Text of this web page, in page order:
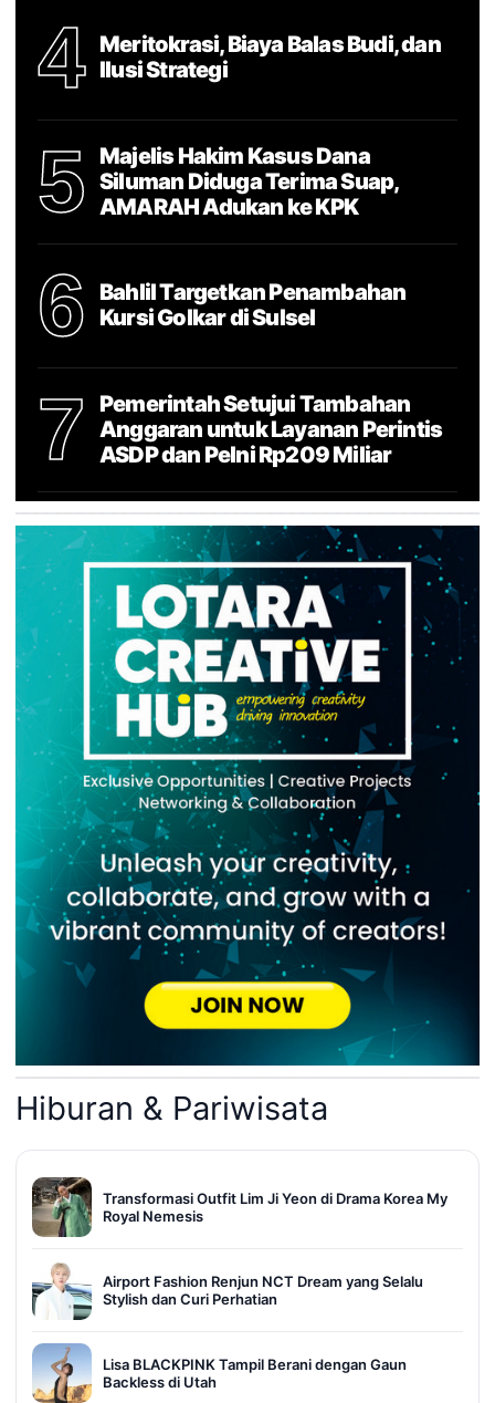
4
Meritokrasi, Biaya Balas Budi, dan
Ilusi Strategi
5
Majelis Hakim Kasus Dana
Siluman Diduga Terima Suap,
AMARAH Adukan ke KPK
6
Bahlil Targetkan Penambahan
Kursi Golkar di Sulsel
7
Pemerintah Setujui Tambahan
Anggaran untuk Layanan Perintis
ASDP dan Pelni Rp209 Miliar
Hiburan & Pariwisata
Transformasi Outfit Lim Ji Yeon di Drama Korea My
Royal Nemesis
Airport Fashion Renjun NCT Dream yang Selalu
Stylish dan Curi Perhatian
Lisa BLACKPINK Tampil Berani dengan Gaun
Backless di Utah